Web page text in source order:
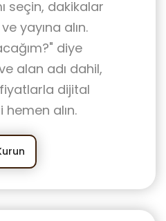
seçin, dakikalar
yayına alın.
diye
alan adı dahil,
dijital
alın.